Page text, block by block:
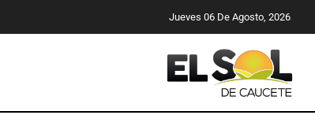
Jueves 06 De Agosto, 2026